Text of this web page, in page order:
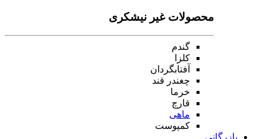
محصولات غیر نیشکری
گندم
کلزا
آفتابگردان
چغندر قند
خرما
قارچ
ماهی
کمپوست
بازرگانی